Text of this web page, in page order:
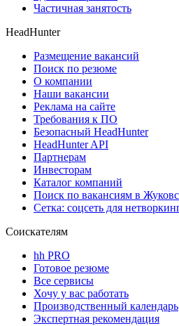
Частичная занятость
HeadHunter
Размещение вакансий
Поиск по резюме
О компании
Наши вакансии
Реклама на сайте
Требования к ПО
Безопасный HeadHunter
HeadHunter API
Партнерам
Инвесторам
Каталог компаний
Поиск по вакансиям в
Сетка: соцсеть для
Соискателям
hh PRO
Готовое резюме
Все сервисы
Хочу у вас работать
Производственный календарь
Экспертная рекомендация